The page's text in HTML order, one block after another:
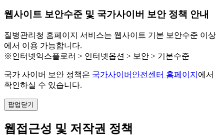
웹사이트 보안수준 및 국가사이버 보안 정책 안내
질병관리청 홈페이지 서비스는 웹사이트 기본 보안수준 이상
에서 이용 가능합니다.
※인터넷익스플로러 > 인터넷옵션 > 보안 > 기본수준
국가 사이버 보안 정책은 국가사이버안전센터 홈페이지 에서
확인하실 수 있습니다.
팝업닫기
웹접근성 및 저작권 정책